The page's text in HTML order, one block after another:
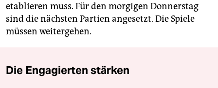
etablieren muss. Für den morgigen Donnerstag
sind die nächsten Partien angesetzt. Die Spiele
müssen weitergehen.
Die Engagierten stärken